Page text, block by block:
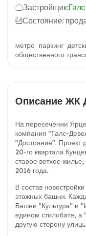
Застройщик:
Состояние:
метро паркинг
общественного
Описание ЖК
На пересечении
компания "Галс-
"Достояние". Проект
20-го квартала
старое ветхое
2016 года.
В состав
этажных башни.
Башни "Культура" и
едином стилобате, а
другую сторону